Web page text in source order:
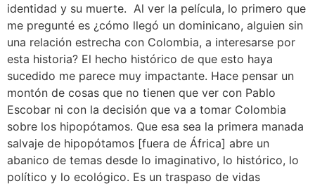
identidad y su muerte. Al ver la película, lo primero que
me pregunté es ¿cómo llegó un dominicano, alguien sin
una relación estrecha con Colombia, a interesarse por
esta historia? El hecho histórico de que esto haya
sucedido me parece muy impactante. Hace pensar un
montón de cosas que no tienen que ver con Pablo
Escobar ni con la decisión que va a tomar Colombia
sobre los hipopótamos. Que esa sea la primera manada
salvaje de hipopótamos [fuera de África] abre un
abanico de temas desde lo imaginativo, lo histórico, lo
político y lo ecológico. Es un traspaso de vidas